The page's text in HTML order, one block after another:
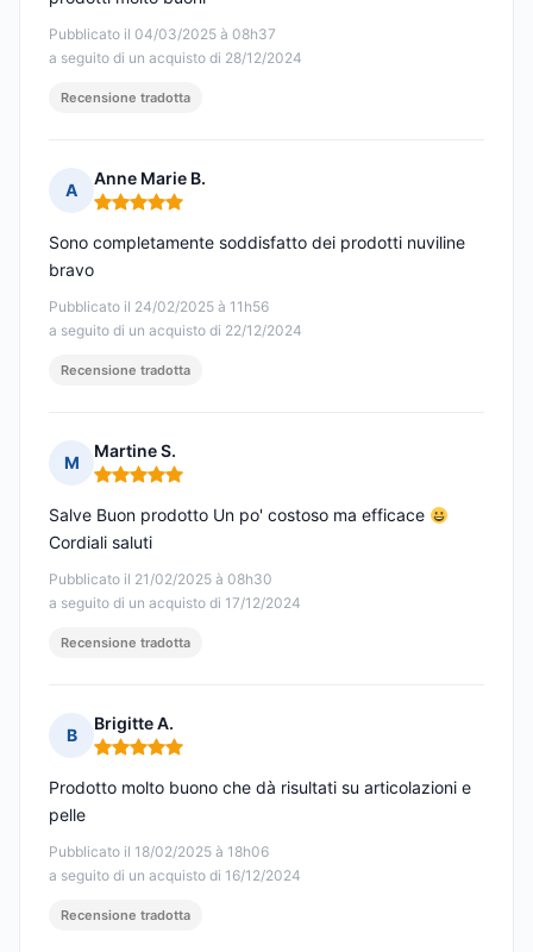
Pubblicato il 04/03/2025 à 08h37
a seguito di un acquisto di 28/12/2024
Recensione tradotta
A
Anne Marie B.
Nota: 5 su 5
Pubblicato il 24/02/2025 à 11h56
a seguito di un acquisto di 22/12/2024
Sono completamente soddisfatto dei prodotti nuviline
bravo
Recensione tradotta
M
Martine S.
Nota: 5 su 5
Pubblicato il 21/02/2025 à 08h30
a seguito di un acquisto di 17/12/2024
Salve Buon prodotto Un po' costoso ma efficace
Cordiali saluti
Recensione tradotta
B
Brigitte A.
Nota: 5 su 5
Pubblicato il 18/02/2025 à 18h06
a seguito di un acquisto di 16/12/2024
Prodotto molto buono che dà risultati su articolazioni e
pelle
Recensione tradotta